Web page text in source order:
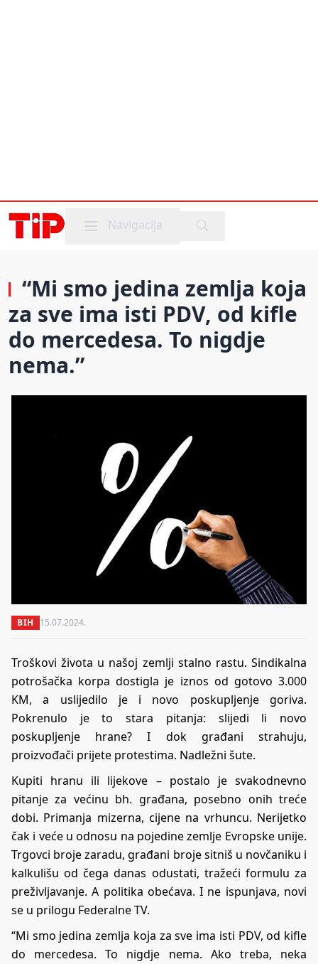
Mobile menu
Navigacija
“Mi smo jedina zemlja koja
za sve ima isti PDV, od kifle
do mercedesa. To nigdje
nema.”
BIH 15.07.2024.
Troškovi života u našoj zemlji stalno rastu. Sindikalna
potrošačka korpa dostigla je iznos od gotovo 3.000
KM, a uslijedilo je i novo poskupljenje goriva.
Pokrenulo je to stara pitanja: slijedi li novo
poskupljenje hrane? I dok građani strahuju,
proizvođači prijete protestima. Nadležni šute.
Kupiti hranu ili lijekove – postalo je svakodnevno
pitanje za većinu bh. građana, posebno onih treće
dobi. Primanja mizerna, cijene na vrhuncu. Nerijetko
čak i veće u odnosu na pojedine zemlje Evropske unije.
Trgovci broje zaradu, građani broje sitniš u novčaniku i
kalkulišu od čega danas odustati, tražeći formulu za
preživljavanje. A politika obećava. I ne ispunjava, novi
se u prilogu Federalne TV.
“Mi smo jedina zemlja koja za sve ima isti PDV, od kifle
do mercedesa. To nigdje nema. Ako treba, neka